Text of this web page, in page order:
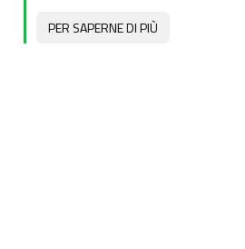
PER SAPERNE DI PIÙ